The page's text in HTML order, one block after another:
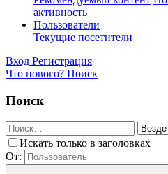
активность
Пользователи
Текущие посетители
Вход Регистрация
Что нового? Поиск
Поиск
Искать только в заголовках
От: